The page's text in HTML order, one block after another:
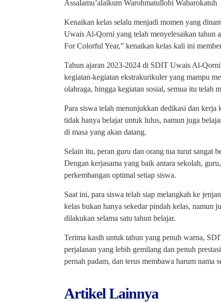
Assalamu’alaikum Warohmatullohi Wabarokatuh
Kenaikan kelas selalu menjadi momen yang
Uwais Al-Qorni yang telah menyelesaikan tahun
For Colorful Year,” kenaikan kelas kali ini
Tahun ajaran 2023-2024 di SDIT Uwais Al-Qorni
kegiatan-kegiatan ekstrakurikuler yang mampu
olahraga, hingga kegiatan sosial, semua itu telah
Para siswa telah menunjukkan dedikasi dan
tidak hanya belajar untuk lulus, namun juga
di masa yang akan datang.
Selain itu, peran guru dan orang tua turut sangat
Dengan kerjasama yang baik antara sekolah,
perkembangan optimal setiap siswa.
Saat ini, para siswa telah siap melangkah ke
kelas bukan hanya sekedar pindah kelas, namun
dilakukan selama satu tahun belajar.
Terima kasih untuk tahun yang penuh warna,
perjalanan yang lebih gemilang dan penuh
pernah padam, dan terus membawa harum nama
Artikel Lainnya